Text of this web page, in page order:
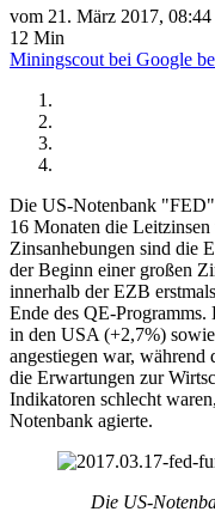
vom 21. März 2017,
12 Min
Miningscout bei Google
Die US-Notenbank "FED"
16 Monaten die
Zinsanhebungen sind die
der Beginn einer großen
innerhalb der EZB
Ende des QE-
in den USA (+2,7%)
angestiegen war,
die Erwartungen zur
Indikatoren schlecht
Notenbank agierte.
Die US-